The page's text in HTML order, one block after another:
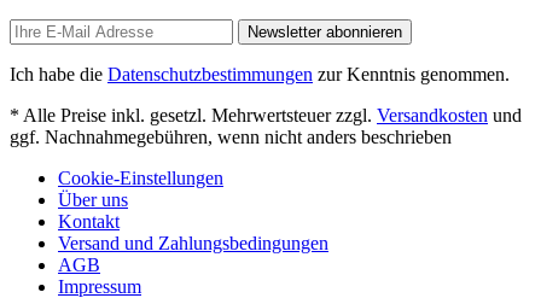
Newsletter abonnieren
Ich habe die Datenschutzbestimmungen zur Kenntnis genommen.
* Alle Preise inkl. gesetzl. Mehrwertsteuer zzgl. Versandkosten und
ggf. Nachnahmegebühren, wenn nicht anders beschrieben
Cookie-Einstellungen
Über uns
Kontakt
Versand und Zahlungsbedingungen
AGB
Impressum